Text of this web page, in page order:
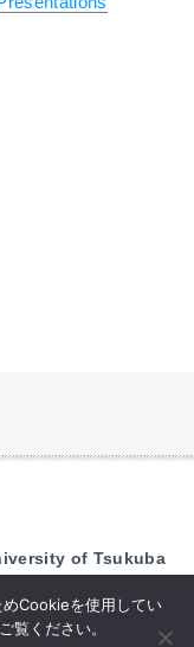
of Tsukuba
Cookieを使用してい
覧ください。